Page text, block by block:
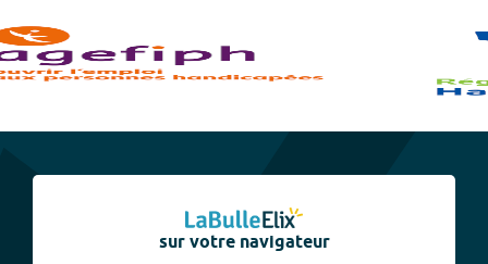
sur votre navigateur